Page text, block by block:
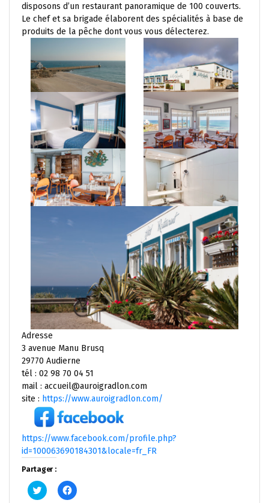
disposons d’un restaurant panoramique de 100 couverts.
Le chef et sa brigade élaborent des spécialités à base de
produits de la pêche dont vous vous délecterez.
Adresse
3 avenue Manu Brusq
29770 Audierne
tél : 02 98 70 04 51
mail : accueil@auroigradlon.com
site : https://www.auroigradlon.com/
https://www.facebook.com/profile.php?
id=100063690184301&locale=fr_FR
Partager :
Cliquez
pour
Cliquez
pour